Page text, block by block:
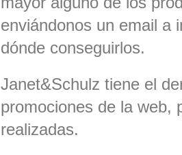
enviándonos un email a
dónde conseguirlos.
Janet&Schulz tiene el
promociones de la web,
realizadas.